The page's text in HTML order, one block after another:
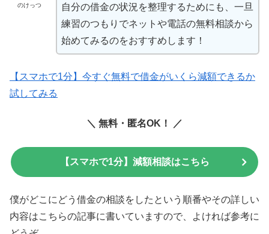
のけっつ
自分の借金の状況を整理するためにも、一旦
練習のつもりでネットや電話の無料相談から
始めてみるのをおすすめします！
【スマホで1分】今すぐ無料で借金がいくら減額できるか
試してみる
＼ 無料・匿名OK！ ／
【スマホで1分】減額相談はこちら
僕がどこにどう借金の相談をしたという順番やその詳しい
内容はこちらの記事に書いていますので、よければ参考に